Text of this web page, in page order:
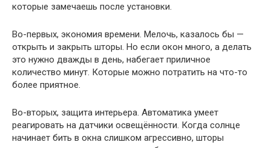
которые замечаешь после установки.
Во-первых, экономия времени. Мелочь, казалось бы —
открыть и закрыть шторы. Но если окон много, а делать
это нужно дважды в день, набегает приличное
количество минут. Которые можно потратить на что-то
более приятное.
Во-вторых, защита интерьера. Автоматика умеет
реагировать на датчики освещённости. Когда солнце
начинает бить в окна слишком агрессивно, шторы